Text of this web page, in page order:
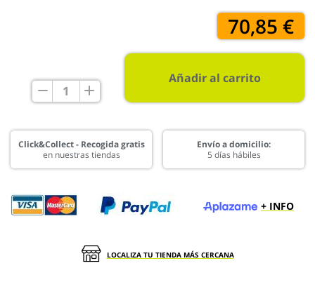
70,85 €
Añadir al carrito
Click&Collect - Recogida gratis
en nuestras tiendas
Envío a domicilio:
5 días hábiles
+ INFO
LOCALIZA TU TIENDA MÁS CERCANA